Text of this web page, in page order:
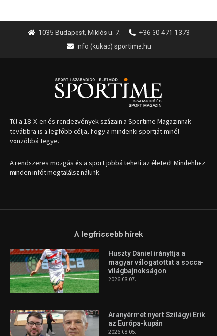
1035 Budapest, Miklós u. 7.
+36 30 471 1373
info (kukac) sportime.hu
Túl a 18. X-en és rendezvények százain a Sportime Magazinnak
továbbra is a legfőbb célja, hogy a mindenki sportját minél
vonzóbbá tegye.
A rendszeres mozgás és a sport jobbá teheti az életed! Mindehhez
minden infót megtalálsz nálunk.
A legfrissebb hírek
Huszty Dániel irányítja a
magyar válogatottat a socca-
világbajnokságon
2026.08.07.
Aranyérmet nyert Szilágyi Erik
az Európa-kupán
2026.08.05.